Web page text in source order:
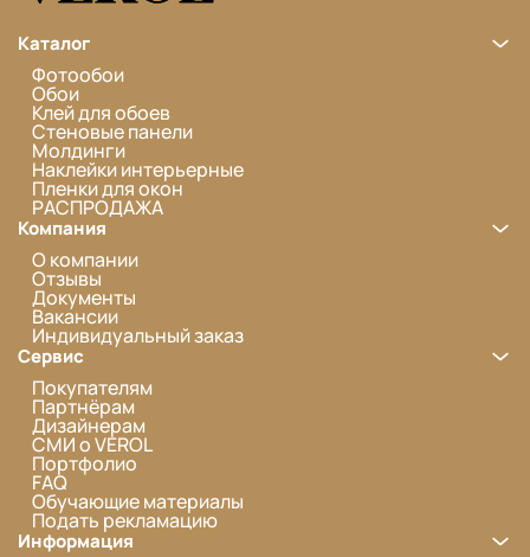
Каталог
Фотообои
Обои
Клей для обоев
Стеновые панели
Молдинги
Наклейки интерьерные
Пленки для окон
РАСПРОДАЖА
Компания
О компании
Отзывы
Документы
Вакансии
Индивидуальный заказ
Сервис
Покупателям
Партнёрам
Дизайнерам
СМИ о VEROL
Портфолио
FAQ
Обучающие материалы
Подать рекламацию
Информация